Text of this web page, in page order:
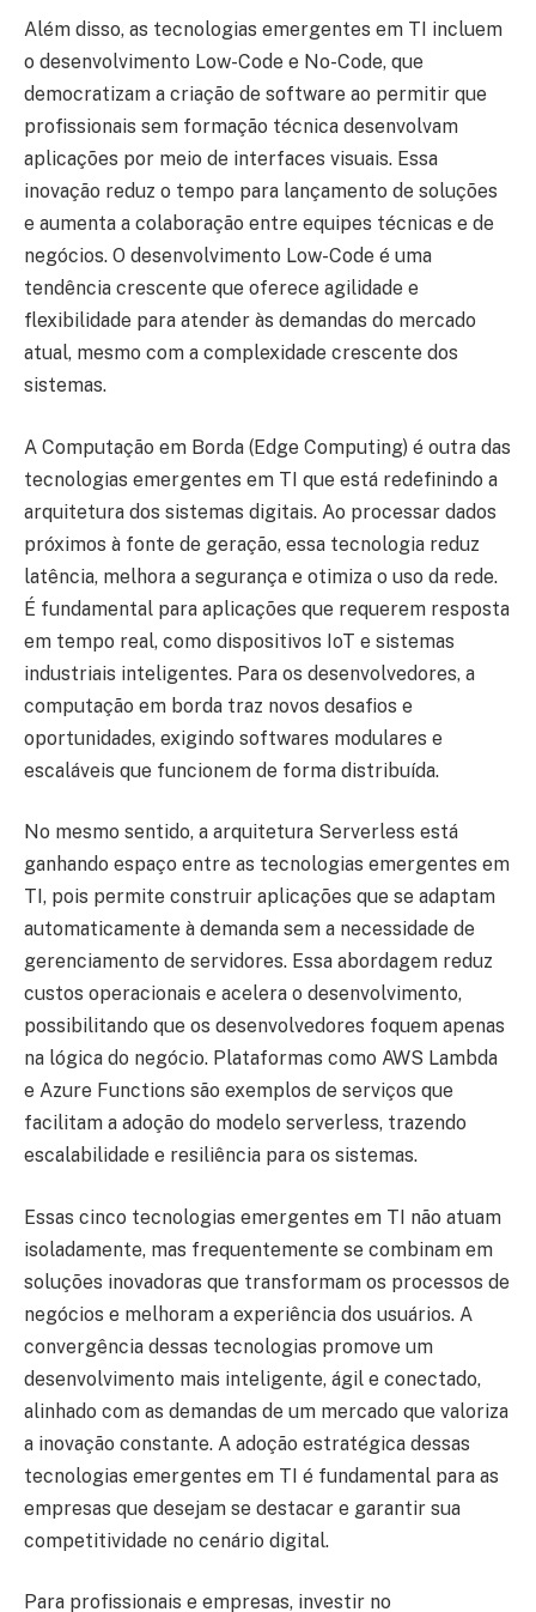
Além disso, as tecnologias emergentes em TI incluem
o desenvolvimento Low-Code e No-Code, que
democratizam a criação de software ao permitir que
profissionais sem formação técnica desenvolvam
aplicações por meio de interfaces visuais. Essa
inovação reduz o tempo para lançamento de soluções
e aumenta a colaboração entre equipes técnicas e de
negócios. O desenvolvimento Low-Code é uma
tendência crescente que oferece agilidade e
flexibilidade para atender às demandas do mercado
atual, mesmo com a complexidade crescente dos
sistemas.
A Computação em Borda (Edge Computing) é outra das
tecnologias emergentes em TI que está redefinindo a
arquitetura dos sistemas digitais. Ao processar dados
próximos à fonte de geração, essa tecnologia reduz
latência, melhora a segurança e otimiza o uso da rede.
É fundamental para aplicações que requerem resposta
em tempo real, como dispositivos IoT e sistemas
industriais inteligentes. Para os desenvolvedores, a
computação em borda traz novos desafios e
oportunidades, exigindo softwares modulares e
escaláveis que funcionem de forma distribuída.
No mesmo sentido, a arquitetura Serverless está
ganhando espaço entre as tecnologias emergentes em
TI, pois permite construir aplicações que se adaptam
automaticamente à demanda sem a necessidade de
gerenciamento de servidores. Essa abordagem reduz
custos operacionais e acelera o desenvolvimento,
possibilitando que os desenvolvedores foquem apenas
na lógica do negócio. Plataformas como AWS Lambda
e Azure Functions são exemplos de serviços que
facilitam a adoção do modelo serverless, trazendo
escalabilidade e resiliência para os sistemas.
Essas cinco tecnologias emergentes em TI não atuam
isoladamente, mas frequentemente se combinam em
soluções inovadoras que transformam os processos de
negócios e melhoram a experiência dos usuários. A
convergência dessas tecnologias promove um
desenvolvimento mais inteligente, ágil e conectado,
alinhado com as demandas de um mercado que valoriza
a inovação constante. A adoção estratégica dessas
tecnologias emergentes em TI é fundamental para as
empresas que desejam se destacar e garantir sua
competitividade no cenário digital.
Para profissionais e empresas, investir no